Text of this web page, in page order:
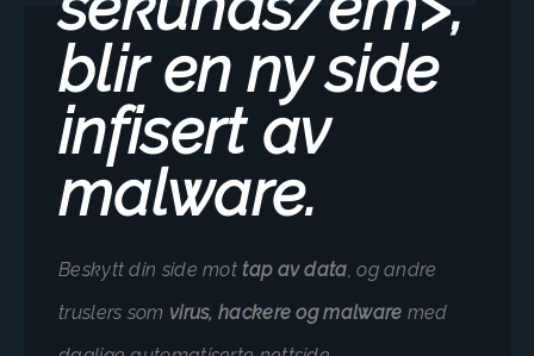
blir en ny side
infisert av
malware.
Beskytt din side mot tap av data, og andre
truslers som virus, hackere og malware med